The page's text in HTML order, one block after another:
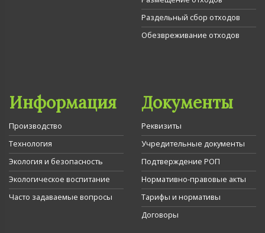
Раздельный сбор отходов
Обезвреживание отходов
Информация
Производство
Технология
Экология и безопасность
Экологическое воспитание
Часто задаваемые вопросы
Документы
Реквизиты
Учредительные документы
Подтверждение РОП
Нормативно-правовые акты
Тарифы и нормативы
Договоры